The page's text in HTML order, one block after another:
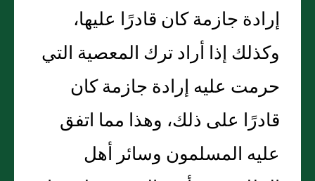
إرادة جازمة كان قادرًا عليها،
وكذلك إذا أراد ترك المعصية التي
حرمت عليه إرادة جازمة كان
قادرًا على ذلك، وهذا مما اتفق
عليه المسلمون وسائر أهل